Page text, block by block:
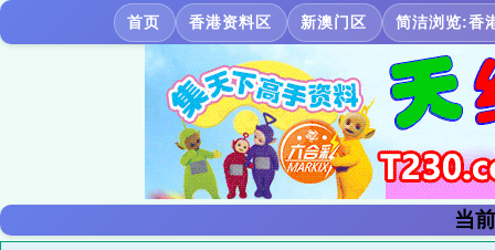
首页 香港资料区 新澳门区 简洁浏览:香
当